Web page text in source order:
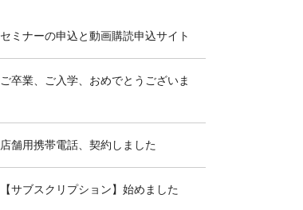
セミナーの申込と動画購読申込サイト
ご卒業、ご入学、おめでとうございま
店舗用携帯電話、契約しました
【サブスクリプション】始めました